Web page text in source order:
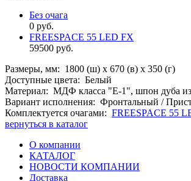
Без очага
0 руб.
FREESPACE 55 LED FX
59500 руб.
Размеры, мм: 1800 (ш) х 670 (в) х 350 (г)
Доступные цвета: Белый
Материал: МДФ класса "Е-1", шпон дуба
Вариант исполнения: Фронтальный /
Комплектуется очагами: FREESPACE 55
вернуться в каталог
О компании
КАТАЛОГ
НОВОСТИ КОМПАНИИ
Доставка